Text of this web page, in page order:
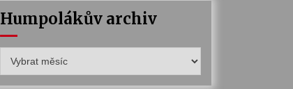
Humpolákův archiv
archiv